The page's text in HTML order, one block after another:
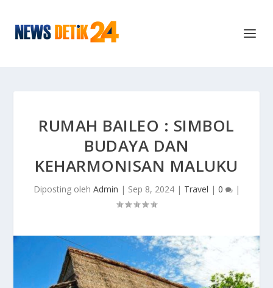
RUMAH BAILEO : SIMBOL
BUDAYA DAN
KEHARMONISAN MALUKU
Diposting oleh Admin | Sep 8, 2024| Travel | 0 |